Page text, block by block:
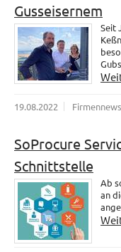
Gusseisernem
Seit
19.08.2022 Firmennews
SoProcure
Schnittstelle
Ab
an